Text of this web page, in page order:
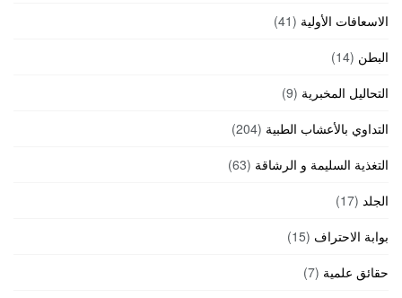
الاسعافات الأولية (41)
البطن (14)
التحاليل المخبرية (9)
التداوي بالأعشاب الطبية (204)
التغذية السليمة و الرشاقة (63)
الجلد (17)
بوابة الاحتراف (15)
حقائق علمية (7)